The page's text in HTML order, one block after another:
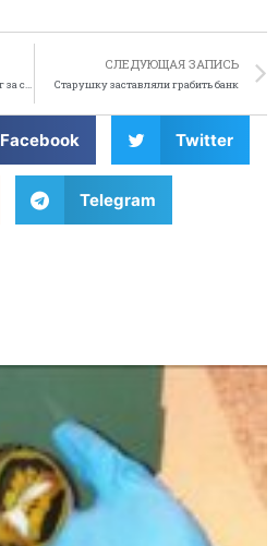
Ресторан должен заплатить налог за слишком большие порции
СЛЕДУЮЩАЯ ЗАПИСЬ
Старушку заставляли грабить банк
Facebook Twitter
Telegram